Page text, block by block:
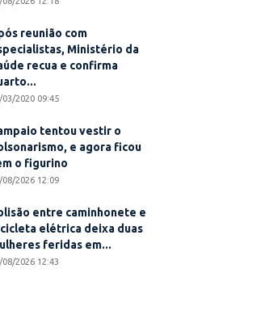
reunião com
Ministério da
recua e confirma
03/2020 09:45
tentou vestir o
e agora ficou
o figurino
08/2026 12:09
entre caminhonete e
elétrica deixa duas
feridas em...
08/2026 12:43